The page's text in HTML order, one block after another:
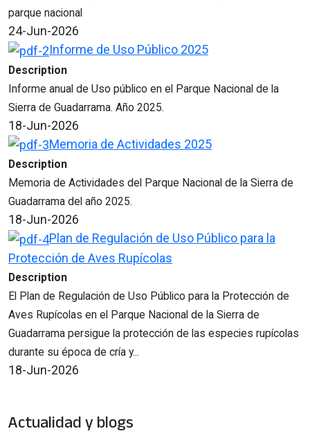
parque nacional
24-Jun-2026
Informe de Uso Público 2025
Description
Informe anual de Uso público en el Parque Nacional de la
Sierra de Guadarrama. Año 2025.
18-Jun-2026
Memoria de Actividades 2025
Description
Memoria de Actividades del Parque Nacional de la Sierra de
Guadarrama del año 2025.
18-Jun-2026
Plan de Regulación de Uso Público para la
Protección de Aves Rupícolas
Description
El Plan de Regulación de Uso Público para la Protección de
Aves Rupícolas en el Parque Nacional de la Sierra de
Guadarrama persigue la protección de las especies rupícolas
durante su época de cría y...
18-Jun-2026
Actualidad y blogs